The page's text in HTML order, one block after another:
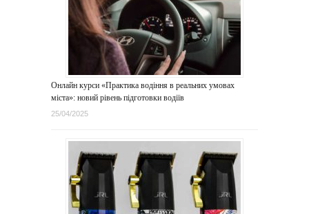
Онлайн курси «Практика водіння в реальних умовах
міста»: новий рівень підготовки водіїв
25/04/2025